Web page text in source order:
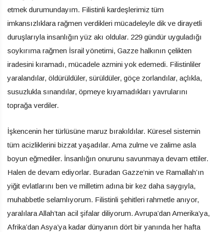
etmek durumundayım. Filistinli kardeşlerimiz tüm
imkansızlıklara rağmen verdikleri mücadeleyle dik ve dirayetli
duruşlarıyla insanlığın yüz akı oldular. 229 gündür uyguladığı
soykırıma rağmen İsrail yönetimi, Gazze halkının çelikten
iradesini kıramadı, mücadele azmini yok edemedi. Filistinliler
yaralandılar, öldürüldüler, sürüldüler, göçe zorlandılar, açlıkla,
susuzlukla sınandılar, öpmeye kıyamadıkları yavrularını
toprağa verdiler.
İşkencenin her türlüsüne maruz bırakıldılar. Küresel sistemin
tüm acizliklerini bizzat yaşadılar. Ama zulme ve zalime asla
boyun eğmediler. İnsanlığın onurunu savunmaya devam ettiler.
Halen de devam ediyorlar. Buradan Gazze’nin ve Ramallah’ın
yiğit evlatlarını ben ve milletim adına bir kez daha saygıyla,
muhabbetle selamlıyorum. Filistinli şehitleri rahmetle anıyor,
yaralılara Allah’tan acil şifalar diliyorum. Avrupa’dan Amerika’ya,
Afrika’dan Asya’ya kadar dünyanın dört bir yanında her hafta